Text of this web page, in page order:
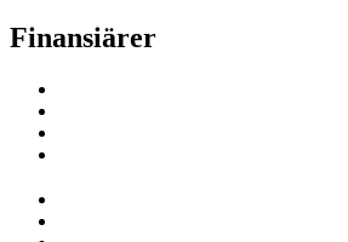
Finansiärer